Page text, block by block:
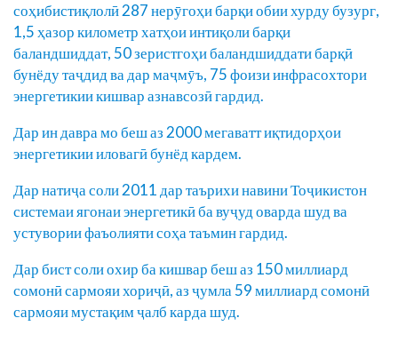
соҳибистиқлолӣ 287 нерӯгоҳи барқи обии хурду бузург,
1,5 ҳазор километр хатҳои интиқоли барқи
баландшиддат, 50 зеристгоҳи баландшиддати барқӣ
бунёду таҷдид ва дар маҷмӯъ, 75 фоизи инфрасохтори
энергетикии кишвар азнавсозӣ гардид.
Дар ин давра мо беш аз 2000 мегаватт иқтидорҳои
энергетикии иловагӣ бунёд кардем.
Дар натиҷа соли 2011 дар таърихи навини Тоҷикистон
системаи ягонаи энергетикӣ ба вуҷуд оварда шуд ва
устувории фаъолияти соҳа таъмин гардид.
Дар бист соли охир ба кишвар беш аз 150 миллиард
сомонӣ сармояи хориҷӣ, аз ҷумла 59 миллиард сомонӣ
сармояи мустақим ҷалб карда шуд.